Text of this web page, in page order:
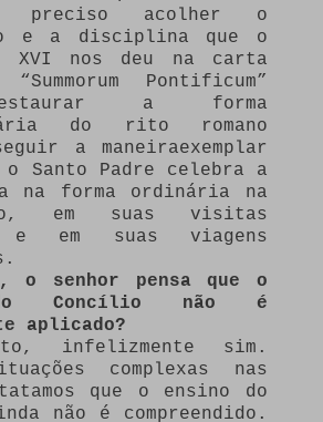
preciso acolher o
e a disciplina que o
XVI nos deu na carta
Pontificum”
a forma
do rito romano
a maneiraexemplar
o Santo Padre celebra a
na forma ordinária na
em suas visitas
e em suas viagens
o senhor pensa que o
Concílio não é
aplicado?
infelizmente sim.
complexas nas
que o ensino do
não é compreendido.